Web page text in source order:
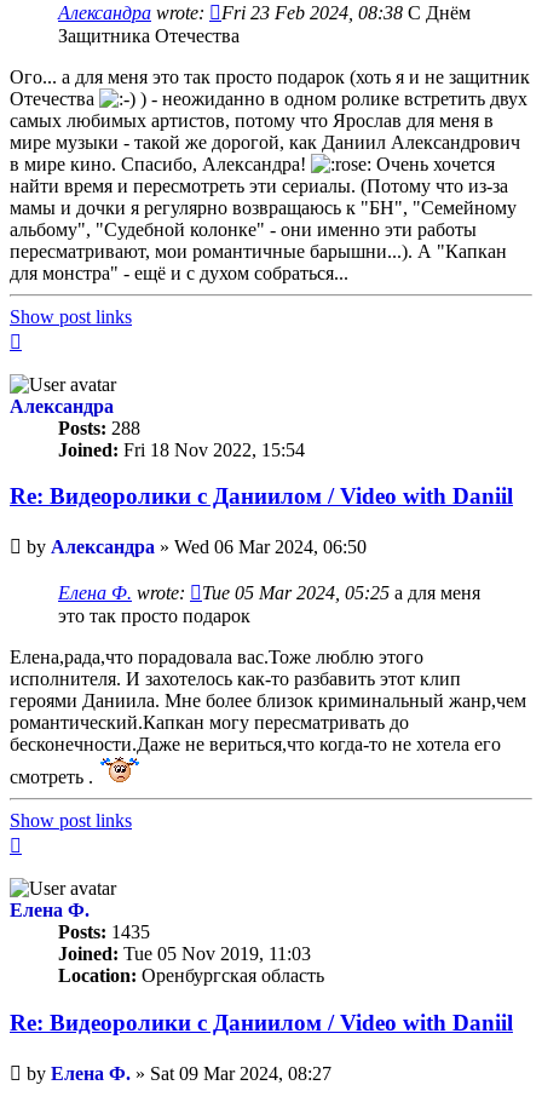
Александра wrote: Fri 23 Feb 2024, 08:38 С Днём
Защитника Отечества
Ого... а для меня это так просто подарок (хоть я и не защитник
Отечества
) - неожиданно в одном ролике встретить двух
самых любимых артистов, потому что Ярослав для меня в
мире музыки - такой же дорогой, как Даниил Александрович
в мире кино. Спасибо, Александра!
Очень хочется
найти время и пересмотреть эти сериалы. (Потому что из-за
мамы и дочки я регулярно возвращаюсь к "БН", "Семейному
альбому", "Судебной колонке" - они именно эти работы
пересматривают, мои романтичные барышни...). А "Капкан
для монстра" - ещё и с духом собраться...
Show post links
Александра
Posts: 288
Joined: Fri 18 Nov 2022, 15:54
Re: Видеоролики с Даниилом / Video with Daniil
Unread
post
by Александра » Wed 06 Mar 2024, 06:50
Елена Ф. wrote: Tue 05 Mar 2024, 05:25 а для меня
это так просто подарок
Елена,рада,что порадовала вас.Тоже люблю этого
исполнителя. И захотелось как-то разбавить этот клип
героями Даниила. Мне более близок криминальный жанр,чем
романтический.Капкан могу пересматривать до
бесконечности.Даже не вериться,что когда-то не хотела его
смотреть .
Show post links
Елена Ф.
Posts: 1435
Joined: Tue 05 Nov 2019, 11:03
Location: Оренбургская область
Re: Видеоролики с Даниилом / Video with Daniil
Unread
post
by Елена Ф. » Sat 09 Mar 2024, 08:27